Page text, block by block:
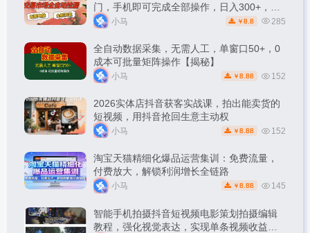
门，手机即可完成全部操作，日入300+，轻
松副业【揭秘】
小马 ￥ 8.8 285
全自动数据采集，无需人工，单窗口50+，0
成本可批量矩阵操作【揭秘】
小马 ￥ 8.88 152
2026实体店抖音获客实战课，拍出能卖货的
短视频，用抖音抢回生意主动权
小马 ￥ 8.88 152
淘宝天猫精细化爆品运营集训：免费流量，
付费放大，解锁利润增长全链路
小马 ￥ 8.88 145
智能手机拍摄抖音短视频电影策划拍摄编辑
教程，强化视觉表达，实现单条视频收益破